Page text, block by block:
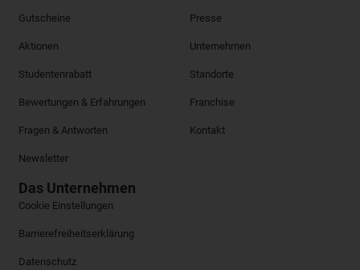
Gutscheine
Aktionen
Studentenrabatt
Bewertungen & Erfahrungen
Fragen & Antworten
Newsletter
Presse
Unternehmen
Standorte
Franchise
Kontakt
Das Unternehmen
Cookie Einstellungen
Barrierefreiheitserklärung
Datenschutz